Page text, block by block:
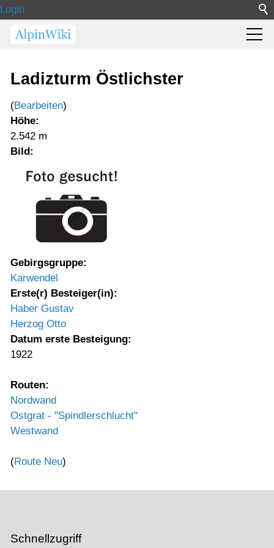
Login
Ladizturm Östlichster
(Bearbeiten)
Höhe:
2.542 m
Bild:
Gebirgsgruppe:
Karwendel
Erste(r) Besteiger(in):
Haber Gustav
Herzog Otto
Datum erste Besteigung:
1922
Routen:
Nordwand
Ostgrat - "Spindlerschlucht"
Westwand
(Route Neu)
Schnellzugriff